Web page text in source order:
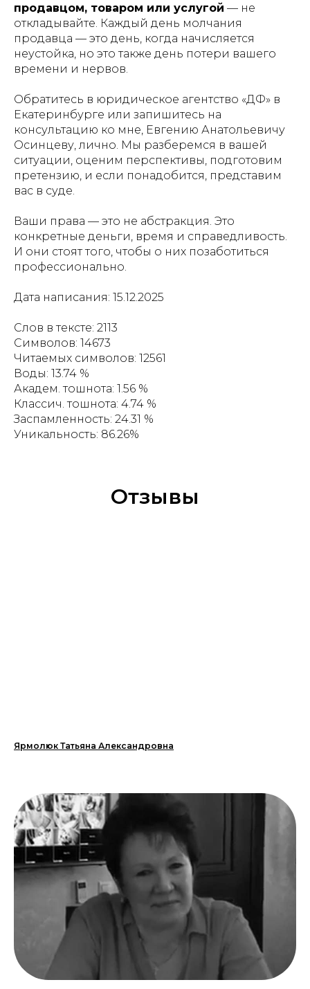
продавцом, товаром или услугой — не
откладывайте. Каждый день молчания
продавца — это день, когда начисляется
неустойка, но это также день потери вашего
времени и нервов.
Обратитесь в юридическое агентство «ДФ» в
Екатеринбурге или запишитесь на
консультацию ко мне, Евгению Анатольевичу
Осинцеву, лично. Мы разберемся в вашей
ситуации, оценим перспективы, подготовим
претензию, и если понадобится, представим
вас в суде.
Ваши права — это не абстракция. Это
конкретные деньги, время и справедливость.
И они стоят того, чтобы о них позаботиться
профессионально.
Дата написания: 15.12.2025
Слов в тексте: 2113
Символов: 14673
Читаемых символов: 12561
Воды: 13.74 %
Академ. тошнота: 1.56 %
Классич. тошнота: 4.74 %
Заспамленность: 24.31 %
Уникальность: 86.26%
Отзывы
Ярмолюк Татьяна Александровна